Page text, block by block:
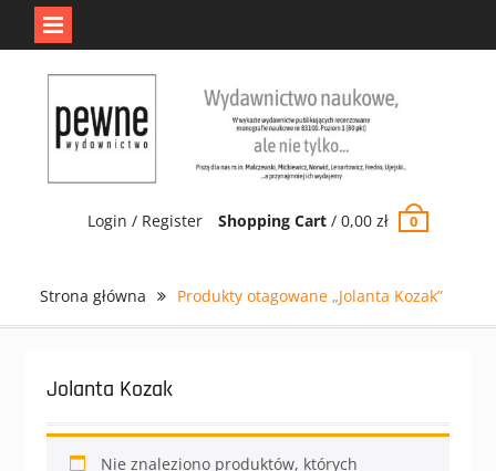
Login / Register Shopping Cart /0,00zł 0
Strona główna Produkty otagowane „Jolanta Kozak”
Jolanta Kozak
Nie znaleziono produktów, których